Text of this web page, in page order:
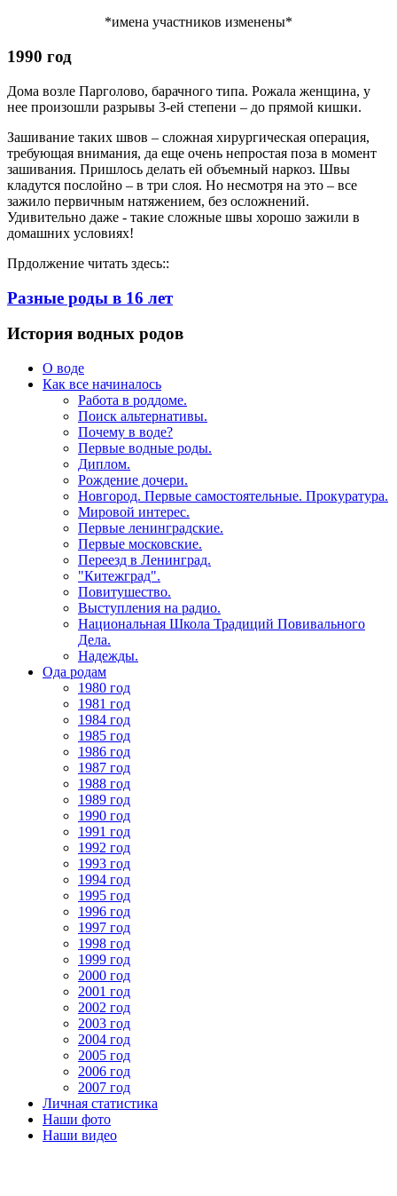
*имена участников изменены*
1990 год
Дома возле Парголово, барачного типа. Рожала женщина, у
нее произошли разрывы 3-ей степени – до прямой кишки.
Зашивание таких швов – сложная хирургическая операция,
требующая внимания, да еще очень непростая поза в момент
зашивания. Пришлось делать ей объемный наркоз. Швы
кладутся послойно – в три слоя. Но несмотря на это – все
зажило первичным натяжением, без осложнений.
Удивительно даже - такие сложные швы хорошо зажили в
домашних условиях!
Прдолжение читать здесь::
Разные роды в 16 лет
История водных родов
О воде
Как все начиналось
Работа в роддоме.
Поиск альтернативы.
Почему в воде?
Первые водные роды.
Диплом.
Рождение дочери.
Новгород. Первые самостоятельные. Прокуратура.
Мировой интерес.
Первые ленинградские.
Первые московские.
Переезд в Ленинград.
"Китежград".
Повитушество.
Выступления на радио.
Национальная Школа Традиций Повивального
Дела.
Надежды.
Ода родам
1980 год
1981 год
1984 год
1985 год
1986 год
1987 год
1988 год
1989 год
1990 год
1991 год
1992 год
1993 год
1994 год
1995 год
1996 год
1997 год
1998 год
1999 год
2000 год
2001 год
2002 год
2003 год
2004 год
2005 год
2006 год
2007 год
Личная статистика
Наши фото
Наши видео